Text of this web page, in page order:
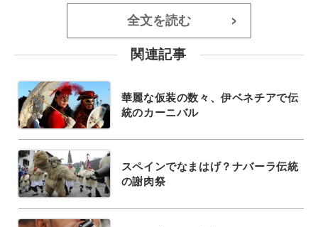
全文を読む >
関連記事
華麗な仮装の数々、伊ベネチアで伝
統のカーニバル
スペインでなまはげ？ナバーラ伝統
の謝肉祭